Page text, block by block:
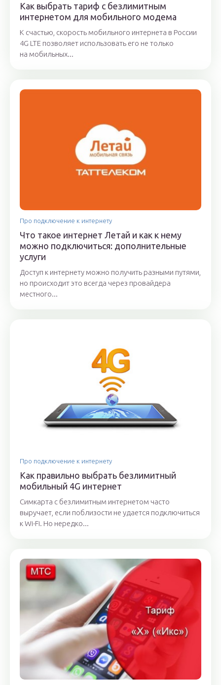
Как выбрать тариф с безлимитным
интернетом для мобильного модема
К счастью, скорость мобильного интернета в России
4G LTE позволяет использовать его не только
на мобильных...
Про подключение к интернету
Что такое интернет Летай и как к нему
можно подключиться: дополнительные
услуги
Доступ к интернету можно получить разными путями,
но происходит это всегда через провайдера
местного...
Про подключение к интернету
Как правильно выбрать безлимитный
мобильный 4G интернет
Симкарта с безлимитным интернетом часто
выручает, если поблизости не удается подключиться
к Wi-Fi. Но нередко...